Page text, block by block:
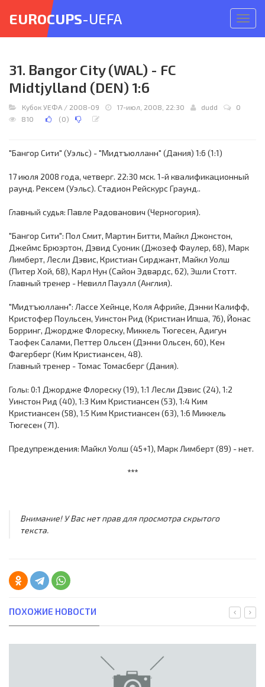
меню
EUROCUPS-UEFA
31. Bangor City (WAL) - FC
Midtjylland (DEN) 1:6
Кубок УЕФА / 2008-09 17-июл, 2008, 22:30 dudd
0
810
(0)
"Бангор Сити" (Уэльс) - "Мидтъюлланн" (Дания) 1:6 (1:1)
17 июля 2008 года, четверг. 22:30 мск. 1-й квалификационный
раунд. Рексем (Уэльс). Стадион Рейскурс Граунд..
Главный судья: Павле Радованович (Черногория).
"Бангор Сити": Пол Смит, Мартин Битти, Майкл Джонстон,
Джеймс Брюэртон, Дэвид Суоник (Джозеф Фаулер, 68), Марк
Лимберт, Лесли Дэвис, Кристиан Сирджант, Майкл Уолш
(Питер Хой, 68), Карл Нун (Сайон Эдвардс, 62), Эшли Стотт.
Главный тренер - Невилл Пауэлл (Англия).
"Мидтъюлланн": Лассе Хейнце, Коля Африйе, Дэнни Калифф,
Кристофер Поульсен, Уинстон Рид (Кристиан Ипша, 76), Йонас
Борринг, Джордже Флореску, Миккель Тюгесен, Адигун
Таофек Салами, Петтер Ольсен (Дэнни Ольсен, 60), Кен
Фагерберг (Ким Кристиансен, 48).
Главный тренер - Томас Томасберг (Дания).
Голы: 0:1 Джордже Флореску (19), 1:1 Лесли Дэвис (24), 1:2
Уинстон Рид (40), 1:3 Ким Кристиансен (53), 1:4 Ким
Кристиансен (58), 1:5 Ким Кристиансен (63), 1:6 Миккель
Тюгесен (71).
Предупреждения: Майкл Уолш (45+1), Марк Лимберт (89) - нет.
***
Внимание! У Вас нет прав для просмотра скрытого
текста.
ПОХОЖИЕ НОВОСТИ